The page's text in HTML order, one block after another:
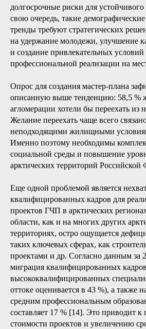
долгосрочные риски для
свою очередь, такие
тренды требуют стратегических
на удержание молодежи, улучшение
и создание привлекательных условий
профессиональной реализации на
Опрос для создания мастер-плана
описанную выше тенденцию: 58,5 %
агломерации хотели бы переехать из
Желание переехать чаще всего
неподходящими жилищными
Именно поэтому необходимы
социальной среды и повышение
арктических территорий Российской
Еще одной проблемой является
квалифицированных кадров для
проектов ГЧП в арктических
области, как и на многих других
территориях, остро ощущается
таких ключевых сферах, как
проектами и др. Согласно данным за
миграция квалифицированных
высококвалифицированных
оттоке оценивается в 43 %), а также
средним профессиональным
составляет 17 % [14]. Это приводит
стоимости проектов и увеличению